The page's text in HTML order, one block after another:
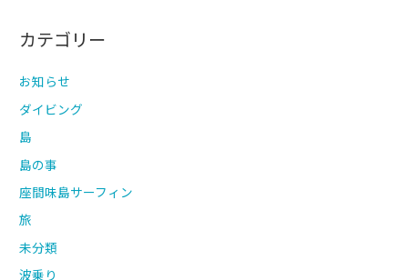
カテゴリー
お知らせ
ダイビング
島
島の事
座間味島サーフィン
旅
未分類
波乗り